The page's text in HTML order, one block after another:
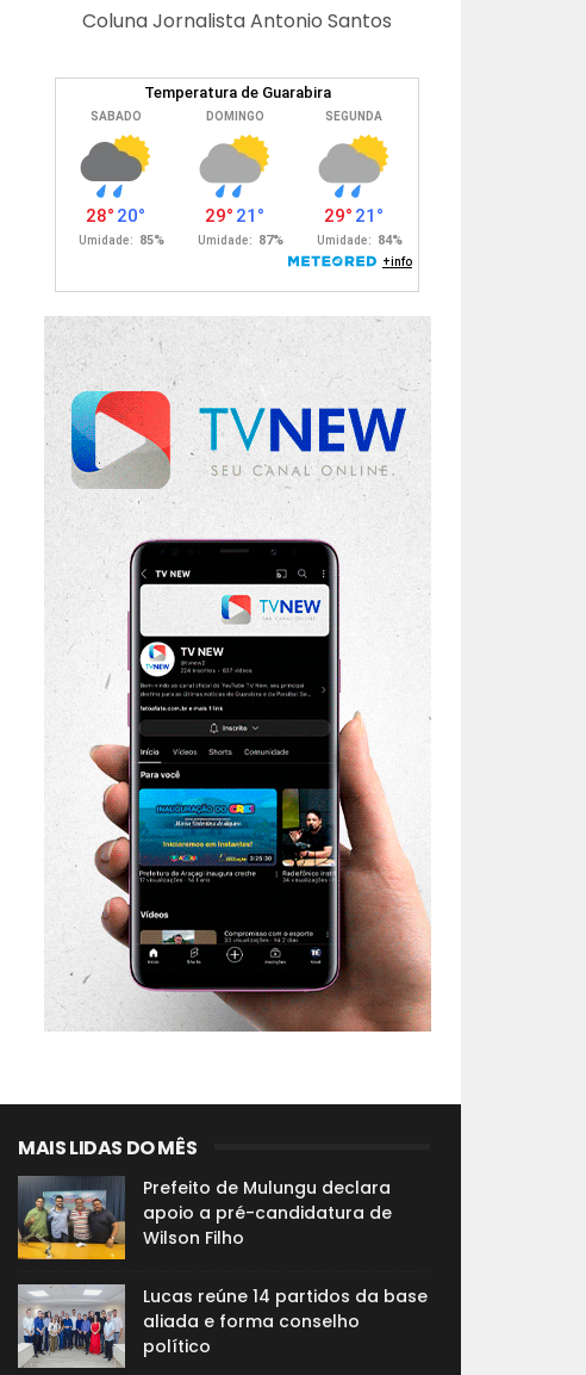
Coluna Jornalista Antonio Santos
MAIS LIDAS DO MÊS
Prefeito de Mulungu declara
apoio a pré-candidatura de
Wilson Filho
Lucas reúne 14 partidos da base
aliada e forma conselho
político